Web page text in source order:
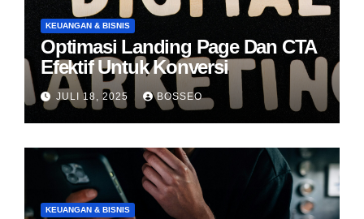
KEUANGAN & BISNIS
Optimasi Landing Page Dan CTA
Efektif Untuk Konversi
JULI 18, 2025 BOSSEO
KEUANGAN & BISNIS